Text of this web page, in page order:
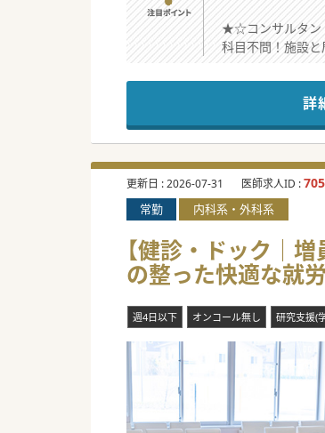
★☆コンサルタン
科目不問！施設
事前にバイタル
スタッフも充実
#春入職可 #秋入
詳
更新日 :2026-07-31 医師求人ID :
常勤 内科系・外科系
【健診・ドック｜
の整った快適な就
週4日以下 オンコール無し 研究支援(